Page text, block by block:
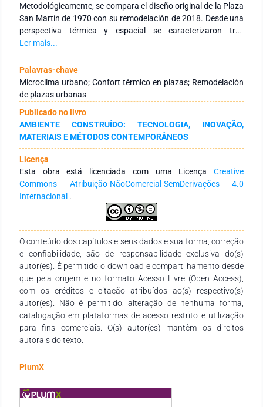
Metodológicamente, se compara el diseño original de la Plaza
San Martín de 1970 con su remodelación de 2018. Desde una
perspectiva térmica y espacial se caracterizaron tres
estructuras representativas: bosque, prado y centro. Se
registrar datos microclimáticos, se determinó el SVF mediante
el programa RayMan y se calculó el confort térmico utilizando
el método COMFA. Los resultados indican que las estructuras
vegetadas mantuvieron o mejoraron sus condiciones
térmicas y de confort, mientras que la estructura de centro
mostró un aumento significativo del disconfort debido a la
mayor proporción de superficies selladas y a la exposición
solar. La remodelación evidenció mejoras térmicas en los
sectores verdes, pero un deterioro marcado en los espacios
pavimentados, destacando la necesidad de incorporar
estrategias de diseño que optimicen las condiciones
microclimáticas en los espacios verdes urbanos.
Ler mais...
Palavras-chave
Microclima urbano; Confort térmico en plazas; Remodelación
de plazas urbanas
Publicado no livro
AMBIENTE CONSTRUÍDO: TECNOLOGIA, INOVAÇÃO,
MATERIAIS E MÉTODOS CONTEMPORÂNEOS
Licença
Esta obra está licenciada com uma Licença Creative
Commons Atribuição-NãoComercial-SemDerivações 4.0
Internacional .
O conteúdo dos capítulos e seus dados e sua forma, correção
e confiabilidade, são de responsabilidade exclusiva do(s)
autor(es). É permitido o download e compartilhamento desde
que pela origem e no formato Acesso Livre (Open Access),
com os créditos e citação atribuídos ao(s) respectivo(s)
autor(es). Não é permitido: alteração de nenhuma forma,
catalogação em plataformas de acesso restrito e utilização
para fins comerciais. O(s) autor(es) mantêm os direitos
autorais do texto.
PlumX